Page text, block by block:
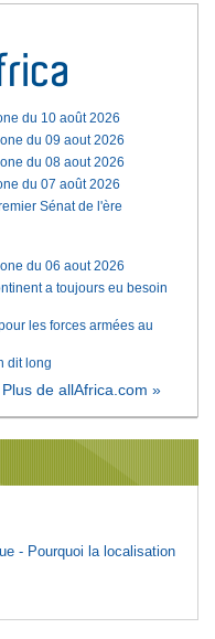
du 10 août 2026
du 09 aout 2026
du 08 aout 2026
du 07 août 2026
Sénat de l'ère
du 06 aout 2026
a toujours eu besoin
les forces armées au
dit long
Plus de allAfrica.com »
- Pourquoi la localisation